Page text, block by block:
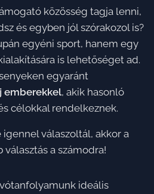
közösség tagja lenni,
és egyben jól szórakozol is?
egyéni sport, hanem egy
is lehetőséget ad.
egyaránt
emberekkel, akik hasonló
célokkal rendelkeznek.
válaszoltál, akkor a
a számodra!
ideális